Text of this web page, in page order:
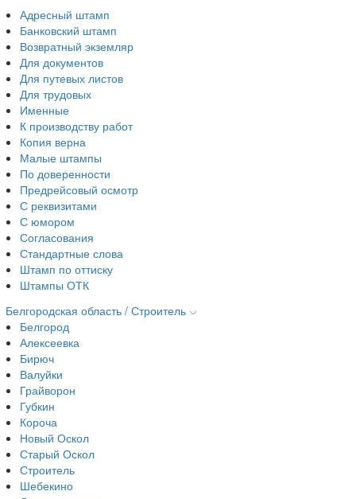
Адресный штамп
Банковский штамп
Возвратный экземляр
Для документов
Для путевых листов
Для трудовых
Именные
К производству работ
Копия верна
Малые штампы
По доверенности
Предрейсовый осмотр
С реквизитами
С юмором
Согласования
Стандартные слова
Штамп по оттиску
Штампы ОТК
Белгородская область / Строитель
Белгород
Алексеевка
Бирюч
Валуйки
Грайворон
Губкин
Короча
Новый Оскол
Старый Оскол
Строитель
Шебекино